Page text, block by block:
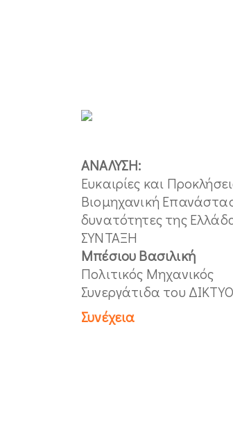
ΑΝΑΛΥΣΗ:
Ευκαιρίες και
Βιομηχανική
δυνατότητες της
ΣΥΝΤΑΞΗ
Μπέσιου Βασιλική
Πολιτικός Μηχανικός
Συνεργάτιδα του
Συνέχεια